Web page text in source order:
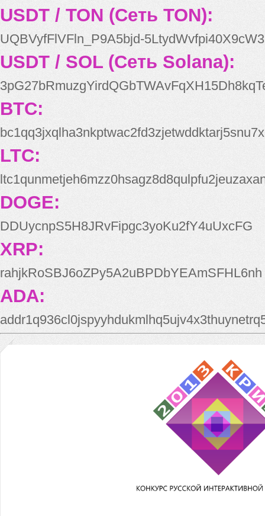
USDT / TON (Сеть TON):
UQBVyfFlVFln_P9A5bjd-
USDT / SOL (Сеть Solana):
BTC:
bc1qq3jxqlha3nkptwac2fd3zjetwddktarj5snu7x
LTC:
DOGE:
DDUycnpS5H8JRvFipgc3yoKu2fY4uUxcFG
XRP:
rahjkRoSBJ6oZPy5A2uBPDbYEAmSFHL6nh
ADA: